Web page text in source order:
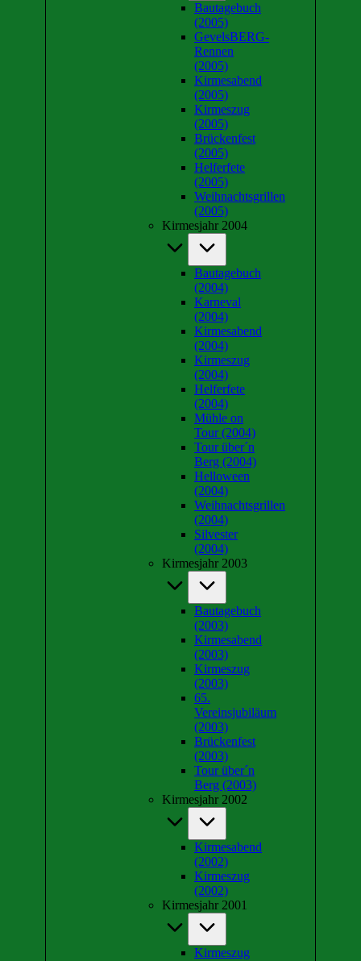
Bautagebuch
(2005)
GevelsBERG-
Rennen
(2005)
Kirmesabend
(2005)
Kirmeszug
(2005)
Brückenfest
(2005)
Helferfete
(2005)
Weihnachtsgrillen
(2005)
Kirmesjahr 2004
Bautagebuch
(2004)
Karneval
(2004)
Kirmesabend
(2004)
Kirmeszug
(2004)
Helferfete
(2004)
Mühle on
Tour (2004)
Tour über´n
Berg (2004)
Helloween
(2004)
Weihnachtsgrillen
(2004)
Silvester
(2004)
Kirmesjahr 2003
Bautagebuch
(2003)
Kirmesabend
(2003)
Kirmeszug
(2003)
65.
Vereinsjubiläum
(2003)
Brückenfest
(2003)
Tour über´n
Berg (2003)
Kirmesjahr 2002
Kirmesabend
(2002)
Kirmeszug
(2002)
Kirmesjahr 2001
Kirmeszug